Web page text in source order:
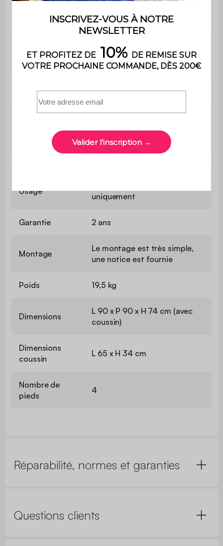
petits coussins
Mousse polyuréthane
(16kg/m3)
d'assise
40 cm
Intermédiaire
Usage
uniquement
Garantie 2 ans
Montage
Le montage est très simple,
une notice est fournie
Poids 19,5 kg
Dimensions
L 90 x P 90 x H 74 cm (avec
coussin)
Dimensions
coussin
L 65 x H 34 cm
Nombre de
pieds
4
Réparabilité, normes et garanties
Questions clients